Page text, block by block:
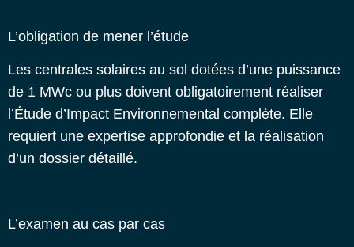
L’obligation de mener l’étude
Les centrales solaires au sol dotées d’une puissance
de 1 MWc ou plus doivent obligatoirement réaliser
l’Étude d’Impact Environnemental complète. Elle
requiert une expertise approfondie et la réalisation
d’un dossier détaillé.
L’examen au cas par cas